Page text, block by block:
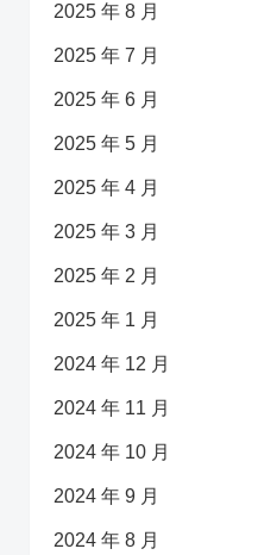
2025 年 8 月
2025 年 7 月
2025 年 6 月
2025 年 5 月
2025 年 4 月
2025 年 3 月
2025 年 2 月
2025 年 1 月
2024 年 12 月
2024 年 11 月
2024 年 10 月
2024 年 9 月
2024 年 8 月